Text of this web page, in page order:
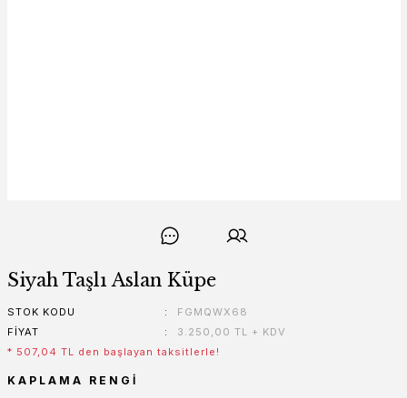
Siyah Taşlı Aslan Küpe
STOK KODU
FGMQWX68
FIYAT
3.250,00 TL + KDV
* 507,04 TL den başlayan taksitlerle!
KAPLAMA RENGI